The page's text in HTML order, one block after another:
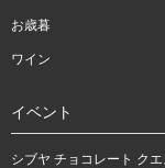
お歳暮
ワイン
イベント
シブヤ チョコレート ク